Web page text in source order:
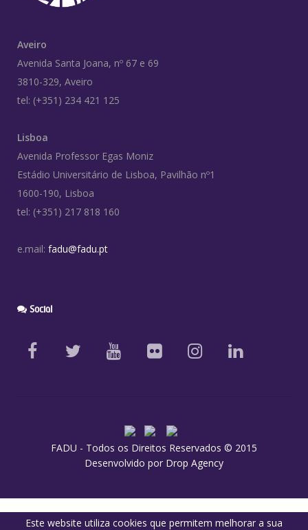
Aveiro
Avenida Santa Joana, nº 67 e 69
3810-329, Aveiro
tel: (+351) 234 421 125
Lisboa
Avenida Professor Egas Moniz
Estádio Universitário de Lisboa, Pavilhão nº1
1600-190, Lisboa
tel: (+351) 217 818 160
e.mail: fadu@fadu.pt
Social
FADU - Todos os Direitos Reservados © 2015
Desenvolvido por Drop Agency
Este website utiliza cookies que permitem melhorar a sua